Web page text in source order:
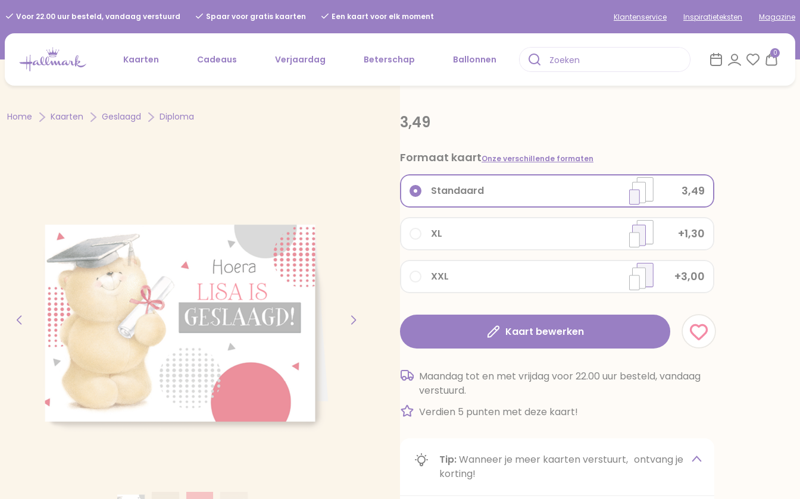
Voor 22.00 uur besteld, vandaag verstuurd Spaar voor gratis kaarten Een kaart voor elk moment Klantenservice Inspiratieteksten Magazine
Kaarten Cadeaus Verjaardag Beterschap Ballonnen
0
Home Kaarten Geslaagd Diploma 3,49
Formaat kaartOnze verschillende formaten
XXL +3,00
XL +1,30
Standaard 3,49
Kaart bewerken
Maandag tot en met vrijdag voor 22.00 uur besteld, vandaag
verstuurd.
Verdien 5 punten met deze kaart!
Tip:Wanneer je meer kaarten verstuurt, ontvang je
korting!